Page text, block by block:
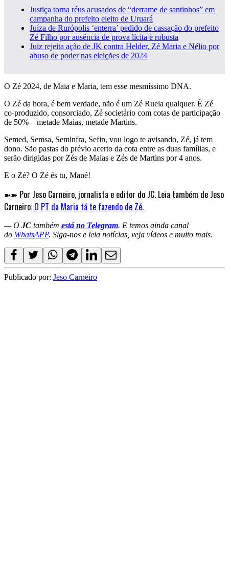
Justiça torna réus acusados de “derrame de santinhos” em
campanha do prefeito eleito de Uruará
Juíza de Rurópolis ‘enterra’ pedido de cassação do prefeito
Zé Filho por ausência de prova lícita e robusta
Juiz rejeita ação de JK contra Helder, Zé Maria e Nélio por
abuso de poder nas eleições de 2024
O Zé 2024, de Maia e Maria, tem esse mesmíssimo DNA.
O Zé da hora, é bem verdade, não é um Zé Ruela qualquer. É Zé
co-produzido, consorciado, Zé societário com cotas de participação
de 50% – metade Maias, metade Martins.
Semed, Semsa, Seminfra, Sefin, vou logo te avisando, Zé, já tem
dono. São pastas do prévio acerto da cota entre as duas famílias, e
serão dirigidas por Zés de Maias e Zés de Martins por 4 anos.
E o Zé? O Zé és tu, Mané!
➽➽ Por Jeso Carneiro, jornalista e editor do JC. Leia também de Jeso
Carneiro: O PT da Maria tá te fazendo de Zé.
— O JC também está no Telegram. E temos ainda canal
do WhatsAPP. Siga-nos e leia notícias, veja vídeos e muito mais.
Publicado por: Jeso Carneiro